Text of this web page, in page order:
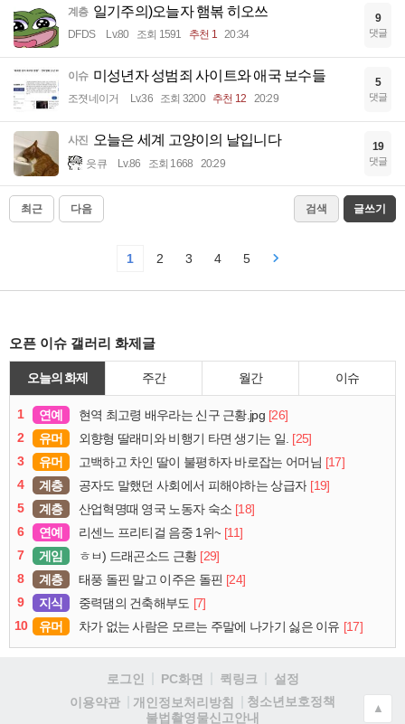
계층 일기주의)오늘자 햄볶 히오쓰
DFDS Lv.80 조회 1591 추천 1 20:34
9
댓글
이슈 미성년자 성범죄 사이트와 애국 보수들
조졋네이거 Lv.36 조회 3200 추천 12 20:29
5
댓글
사진 오늘은 세계 고양이의 날입니다
읏큐 Lv.86 조회 1668 20:29
19
댓글
최근 다음 검색 글쓰기
1 2 3 4 5
오픈 이슈 갤러리 화제글
오늘의 화제 주간 월간 이슈
1 연예 현역 최고령 배우라는 신구 근황.jpg [26]
2
유머 외향형 딸래미와 비행기 타면 생기는 일. [25]
3
유머 고백하고 차인 딸이 불평하자 바로잡는 어머님 [17]
4
계층 공자도 말했던 사회에서 피해야하는 상급자 [19]
5
계층 산업혁명때 영국 노동자 숙소 [18]
6
연예 리센느 프리티걸 음중 1위~ [11]
7
게임 ㅎㅂ) 드래곤소드 근황 [29]
8
계층 태풍 돌핀 말고 이주은 돌핀 [24]
9
지식 중력댐의 건축해부도 [7]
10
유머 차가 없는 사람은 모르는 주말에 나가기 싫은 이유 [17]
로그인 PC화면 퀵링크
설정
이용약관
개인정보처리방침
청소년보호정책
불법촬영물신고안내
▲